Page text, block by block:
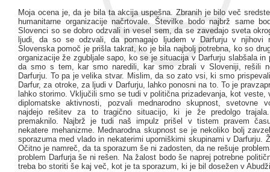
Moja ocena je, da je bila ta akcija uspešna. Zbranih je bilo več
humanitarne organizacije načrtovale. Številke bodo najbrž same
Slovenci so se dobro odzvali in vesel sem, da se zavedajo sveta
ljudi, da so se odzvali, da pomagajo ljudem v Darfurju v njihovi
Slovenska pomoč je prišla takrat, ko je bila najbolj potrebna, ko so
organizacije že zgubljale sapo, ko se je situacija v Darfurju slabšala in
da smo s tem, kar smo naredili, kar smo zbrali v Sloveniji, rešili
Darfurju. To pa je velika stvar. Mislim, da so zato vsi, ki smo
Darfur, za otroke, za ljudi v Darfurju, lahko ponosni na to. To je
lahko storimo. Vključili smo se tudi v politična prizadevanja, kot veste,
diplomatske aktivnosti, pozvali mednarodno skupnost, svetovne
najdejo rešitev za to tragično situacijo, ki je že predolgo
premaknilo. Najbrž je tudi naš impulz prišel v tistem pravem
nekatere mehanizme. Mednarodna skupnost se je nekoliko bolj
sporazuma med vlado in nekaterimi uporniškimi skupinami v Darfurju.
Očitno je namreč, da ta sporazum še ni zadosten, da ne rešuje
problem Darfurja še ni rešen. Na žalost bodo še naprej potrebne
treba bo storiti še kaj več, kot je ta sporazum, ki je bil dosežen v